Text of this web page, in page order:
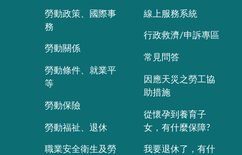
勞動政策、國際事
務
勞動關係
勞動條件、就業平
等
勞動保險
勞動福祉、退休
職業安全衛生及勞
線上服務系統
行政救濟/申訴專區
常見問答
因應天災之勞工協
助措施
從懷孕到養育子
女，有什麼保障?
我要退休了，有什